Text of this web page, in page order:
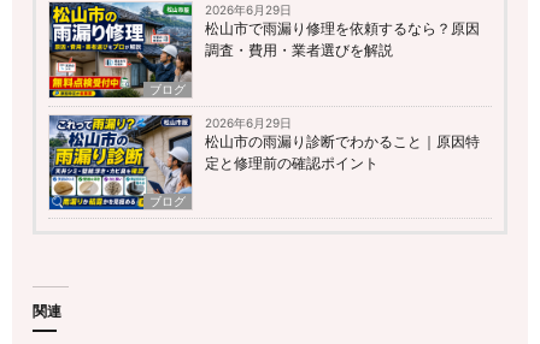
ブログ
2026年6月29日
松山市で雨漏り修理を依頼するなら？原因
調査・費用・業者選びを解説
ブログ
2026年6月29日
松山市の雨漏り診断でわかること｜原因特
定と修理前の確認ポイント
関連